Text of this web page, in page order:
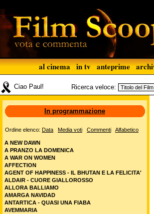
al cinema in tv anteprime
Ciao Paul! Ricerca veloce:
In programmazione
Ordine elenco: Data Media voti Commenti Alfabetico
A NEW DAWN
A PRANZO LA DOMENICA
A WAR ON WOMEN
AFFECTION
AGENT OF HAPPINESS - IL BHUTAN E LA FELICITA'
ALDAIR - CUORE GIALLOROSSO
ALLORA BALLIAMO
AMARGA NAVIDAD
ANTARTICA - QUASI UNA FIABA
AVEMMARIA